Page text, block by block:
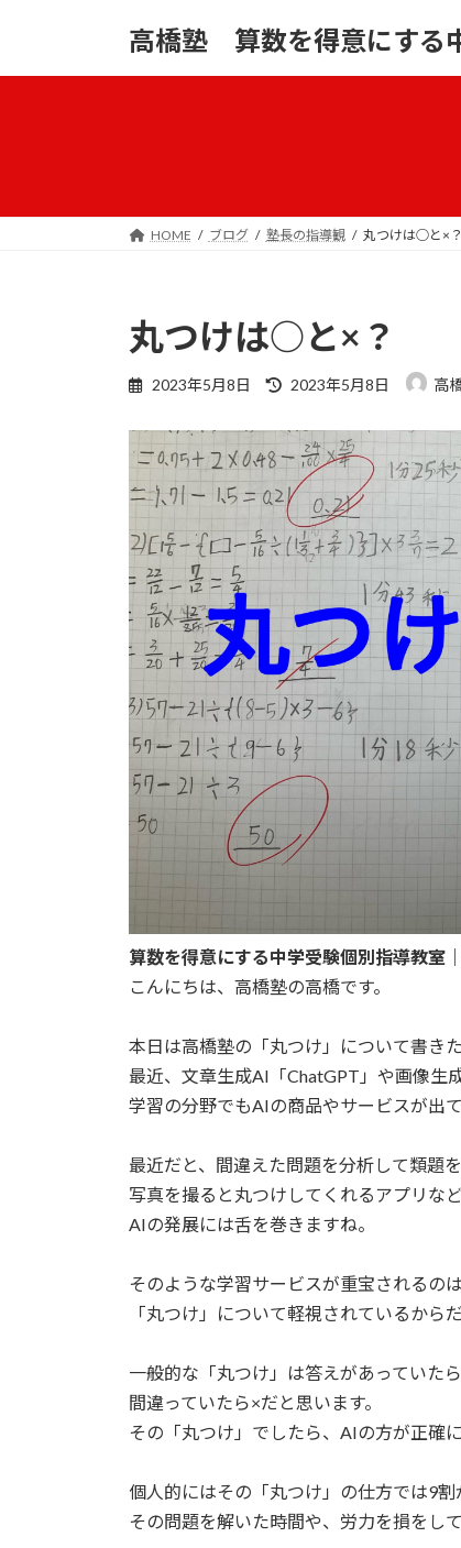
ッ
移
高橋塾 算数を得意にする
HOME ブログ 塾長の指導観 丸つけは○と×？
丸つけは○と×？
2023年5月8日
最
新
日
時
2023年5月8日 高
算数を得意にする中学受験個別指導教室
こんにちは、高橋塾の高橋です。
本日は高橋塾の「丸つけ」について書きた
最近、文章生成AI「ChatGPT」や画像生
学習の分野でもAIの商品やサービスが出て
最近だと、間違えた問題を分析して類題
写真を撮ると丸つけしてくれるアプリなど
AIの発展には舌を巻きますね。
そのような学習サービスが重宝されるの
「丸つけ」について軽視されているから
一般的な「丸つけ」は答えがあっていた
間違っていたら×だと思います。
その「丸つけ」でしたら、AIの方が正確
個人的にはその「丸つけ」の仕方では9割
その問題を解いた時間や、労力を損をし